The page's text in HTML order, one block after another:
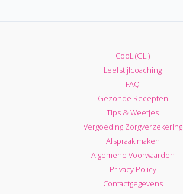
CooL (GLI)
Leefstijlcoaching
FAQ
Gezonde Recepten
Tips & Weetjes
Vergoeding Zorgverzekering
Afspraak maken
Algemene Voorwaarden
Privacy Policy
Contactgegevens